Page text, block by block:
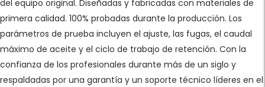
del equipo original. Diseñadas y fabricadas con materiales de
primera calidad. 100% probadas durante la producción. Los
parámetros de prueba incluyen el ajuste, las fugas, el caudal
máximo de aceite y el ciclo de trabajo de retención. Con la
confianza de los profesionales durante más de un siglo y
respaldadas por una garantía y un soporte técnico líderes en el